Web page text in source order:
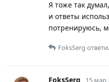
Я тоже так
и ответы
потренируюсь,
FoksSerg
FoksSerg 15 мар